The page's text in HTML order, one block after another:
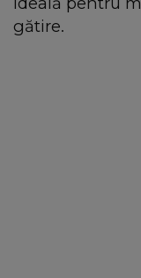
gătire.